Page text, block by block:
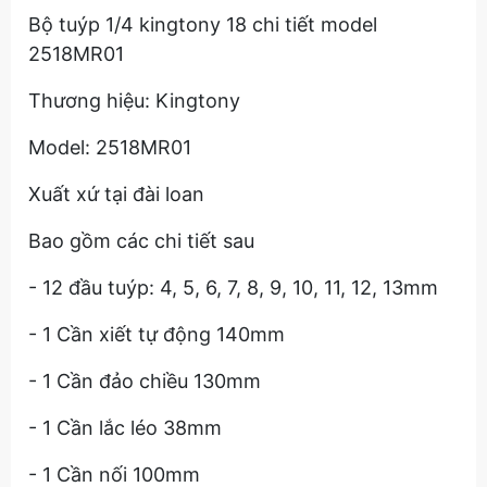
Bộ tuýp 1/4 kingtony 18 chi tiết model
2518MR01
Thương hiệu: Kingtony
Model: 2518MR01
Xuất xứ tại đài loan
Bao gồm các chi tiết sau
- 12 đầu tuýp: 4, 5, 6, 7, 8, 9, 10, 11, 12, 13mm
- 1 Cần xiết tự động 140mm
- 1 Cần đảo chiều 130mm
- 1 Cần lắc léo 38mm
- 1 Cần nối 100mm